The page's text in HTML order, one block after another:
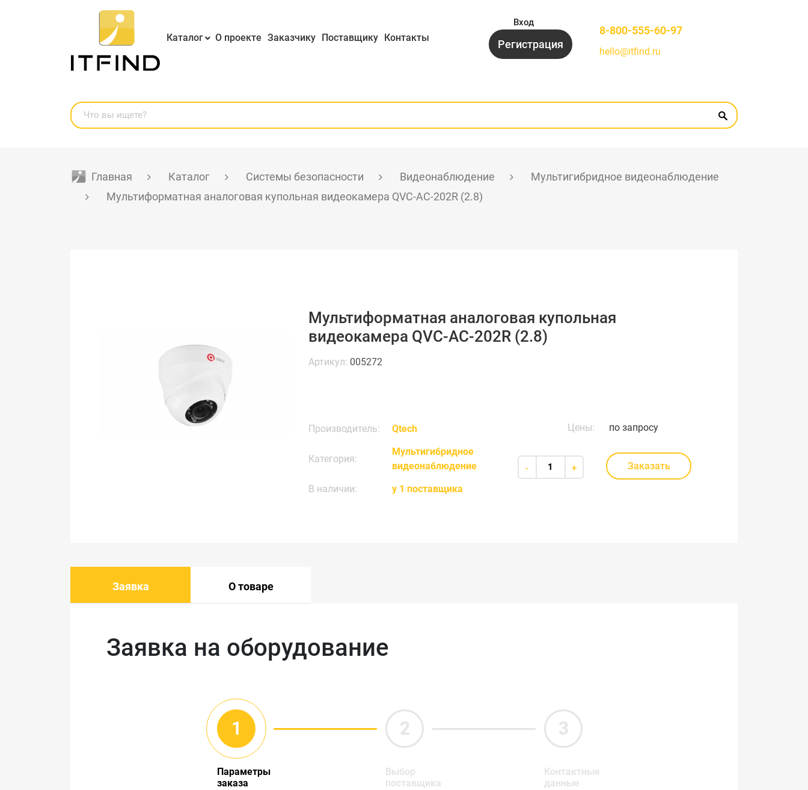
Каталог О проекте Заказчику Поставщику Контакты
Вход
Регистрация
8-800-555-60-97
hello@itfind.ru
Главная Каталог Системы безопасности Видеонаблюдение
Мультигибридное видеонаблюдение
Мультиформатная аналоговая купольная видеокамера QVC-AC-202R (2.8)
Мультиформатная аналоговая купольная
видеокамера QVC-AC-202R (2.8)
Артикул: 005272
Производитель: Qtech
Категория:
Мультигибридное
видеонаблюдение
В наличии:
у 1 поставщика
Цены: по запросу
- + Заказать
Заявка О товаре
Заявка на оборудование
Параметры
заказа
Выбор
поставщика
Контактные
данные